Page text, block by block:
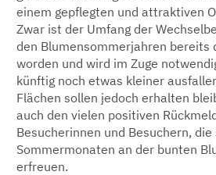
einem gepflegten und attraktiven
Zwar ist der Umfang der
den Blumensommerjahren bereits
worden und wird im Zuge
künftig noch etwas kleiner
Flächen sollen jedoch erhalten
auch den vielen positiven
Besucherinnen und Besuchern, die
Sommermonaten an der bunten
erfreuen.